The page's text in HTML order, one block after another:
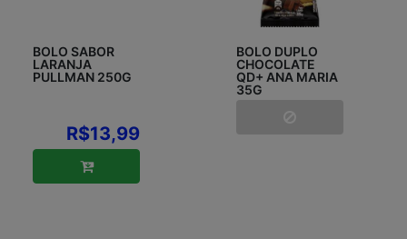
BOLO SABOR
LARANJA
PULLMAN 250G
R$13,99
BOLO DUPLO
CHOCOLATE
QD+ ANA MARIA
35G